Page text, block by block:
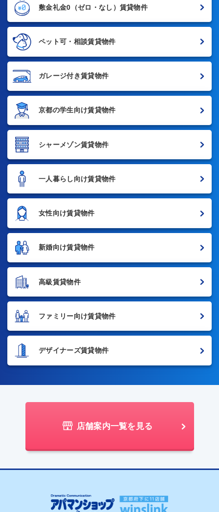
敷金礼金0 （ゼロ・なし）賃貸物件
ペット可・相談賃貸物件
ガレージ付き賃貸物件
京都の学生向け賃貸物件
シャーメゾン賃貸物件
一人暮らし向け賃貸物件
女性向け賃貸物件
新婚向け賃貸物件
高級賃貸物件
ファミリー向け賃貸物件
デザイナーズ賃貸物件
店舗案内一覧を見る